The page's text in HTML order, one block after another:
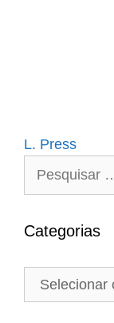
s
L. Press
q
i
a
Categorias